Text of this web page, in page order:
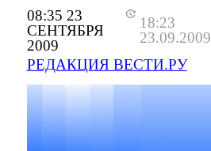
08:35 23
СЕНТЯБРЯ
2009
18:23
23.09.2009
РЕДАКЦИЯ ВЕСТИ.РУ